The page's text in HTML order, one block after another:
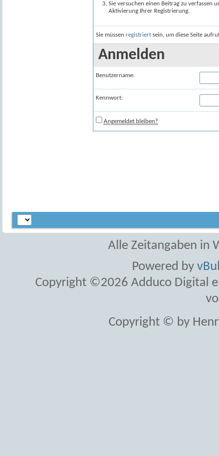
Sie versuchen einen Beitrag zu verfassen
Aktivierung Ihrer Registrierung.
Sie müssen registriert sein, um diese Seite
Anmelden
Benutzername:
Kennwort:
Angemeldet bleiben?
Alle Zeitangaben in
Powered by
Copyright ©2026 Adduco Digital
Copyright © by